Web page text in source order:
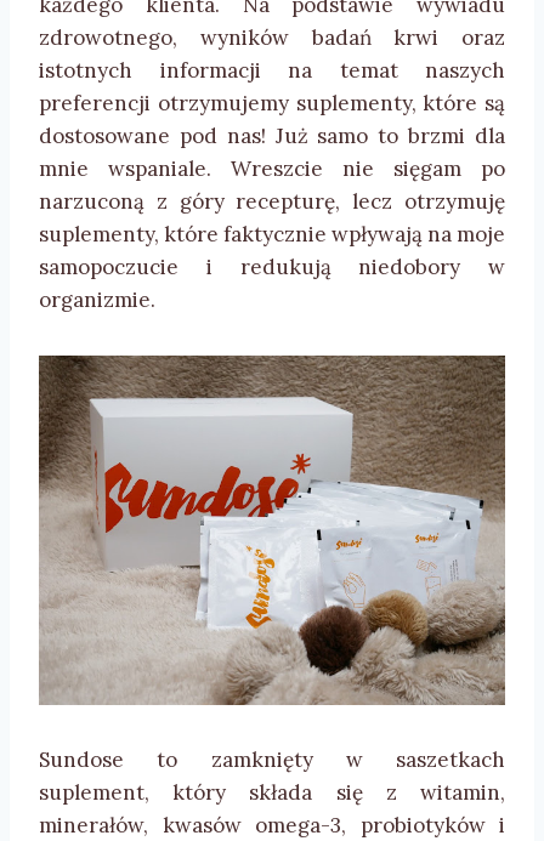
zdrowotnego, wyników badań krwi oraz
istotnych informacji na temat naszych
preferencji otrzymujemy suplementy, które są
dostosowane pod nas! Już samo to brzmi dla
mnie wspaniale. Wreszcie nie sięgam po
narzuconą z góry recepturę, lecz otrzymuję
suplementy, które faktycznie wpływają na moje
samopoczucie i redukują niedobory w
organizmie.
Sundose to zamknięty w saszetkach
suplement, który składa się z witamin,
minerałów, kwasów omega-3, probiotyków i